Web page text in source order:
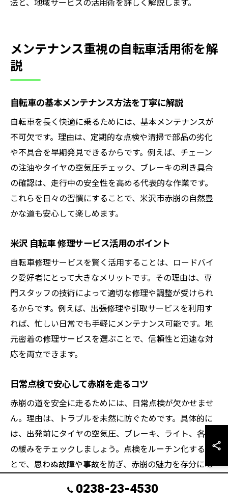
法と、地域サービスの活用術を詳しく解説します。
メンテナンス重視の自転車活用術を解
説
自転車の基本メンテナンス方法を丁寧に解説
自転車を長く快適に乗るためには、基本メンテナンスが
不可欠です。理由は、定期的な点検や清掃で部品の劣化
や不具合を早期発見できるからです。例えば、チェーン
の注油やタイヤの空気圧チェック、ブレーキの利き具合
の確認は、走行中の安全性を高める代表的な作業です。
これらを日々の習慣にすることで、米沢市赤崩の自然豊
かな道も安心して楽しめます。
米沢 自転車 修理サービス活用のポイント
自転車修理サービスを賢く活用することは、ロードバイ
ク愛好者にとって大きなメリットです。その理由は、専
門スタッフの技術によって適切な修理や調整が受けられ
るからです。例えば、出張修理や引取サービスを利用す
れば、忙しい日常でも手軽にメンテナンス可能です。地
元密着の修理サービスを選ぶことで、信頼性と迅速な対
応を両立できます。
日常点検で安心して赤崩を走るコツ
赤崩の道を安全に走るためには、日常点検が欠かせませ
ん。理由は、トラブルを未然に防ぐためです。具体的に
は、出発前にタイヤの空気圧、ブレーキ、ライト、各部
の緩みをチェックしましょう。点検をルーチン化するこ
とで、思わぬ故障や事故を防ぎ、赤崩の魅力を存分に味
0238-23-4530